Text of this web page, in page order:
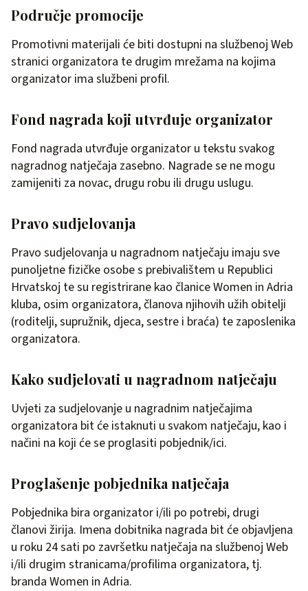
Područje promocije
Promotivni materijali će biti dostupni na službenoj Web
stranici organizatora te drugim mrežama na kojima
organizator ima službeni profil.
Fond nagrada koji utvrđuje organizator
Fond nagrada utvrđuje organizator u tekstu svakog
nagradnog natječaja zasebno. Nagrade se ne mogu
zamijeniti za novac, drugu robu ili drugu uslugu.
Pravo sudjelovanja
Pravo sudjelovanja u nagradnom natječaju imaju sve
punoljetne fizičke osobe s prebivalištem u Republici
Hrvatskoj te su registrirane kao članice Women in Adria
kluba, osim organizatora, članova njihovih užih obitelji
(roditelji, supružnik, djeca, sestre i braća) te zaposlenika
organizatora.
Kako sudjelovati u nagradnom natječaju
Uvjeti za sudjelovanje u nagradnim natječajima
organizatora bit će istaknuti u svakom natječaju, kao i
načini na koji će se proglasiti pobjednik/ici.
Proglašenje pobjednika natječaja
Pobjednika bira organizator i/ili po potrebi, drugi
članovi žirija. Imena dobitnika nagrada bit će objavljena
u roku 24 sati po završetku natječaja na službenoj Web
i/ili drugim stranicama/profilima organizatora, tj.
branda Women in Adria.